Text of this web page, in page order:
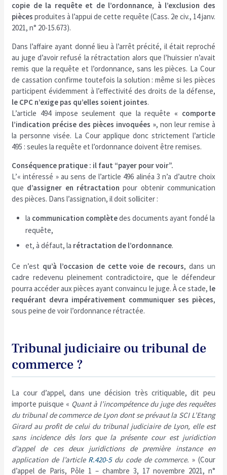
copie de la requête et de l’ordonnance, à l’exclusion des
pièces produites à l’appui de cette requête (Cass. 2e civ., 14 janv.
2021, n° 20-15.673).
Dans l’affaire ayant donné lieu à l’arrêt précité, il était reproché
au juge d’avoir refusé la rétractation alors que l’huissier n’avait
remis que la requête et l’ordonnance, sans les pièces. La Cour
de cassation confirme toutefois la solution : même si les pièces
participent évidemment à l’effectivité des droits de la défense,
le CPC n’exige pas qu’elles soient jointes.
L’article 494 impose seulement que la requête « comporte
l’indication précise des pièces invoquées », non leur remise à
la personne visée. La Cour applique donc strictement l’article
495 : seules la requête et l’ordonnance doivent être remises.
Conséquence pratique : il faut “payer pour voir”.
L’« intéressé » au sens de l’article 496 alinéa 3 n’a d’autre choix
que d’assigner en rétractation pour obtenir communication
des pièces. Dans l’assignation, il doit solliciter :
la communication complètedes documents ayant fondé la
requête,
et, à défaut, la rétractation de l’ordonnance.
Ce n’est qu’à l’occasion de cette voie de recours, dans un
cadre redevenu pleinement contradictoire, que le défendeur
pourra accéder aux pièces ayant convaincu le juge. À ce stade, le
requérant devra impérativement communiquer ses pièces,
sous peine de voir l’ordonnance rétractée.
Tribunal judiciaire ou tribunal de
commerce ?
La cour d’appel, dans une décision très critiquable, dit peu
importe puisque « Quant à l’incompétence du juge des requêtes
du tribunal de commerce de Lyon dont se prévaut la SCI L’Etang
Girard au profit de celui du tribunal judiciaire de Lyon, elle est
sans incidence dès lors que la présente cour est juridiction
d’appel de ces deux juridictions de première instance en
application de l’article R.420-5du code de commerce. » (Cour
d’appel de Paris, Pôle 1 – chambre 3, 17 novembre 2021, n°